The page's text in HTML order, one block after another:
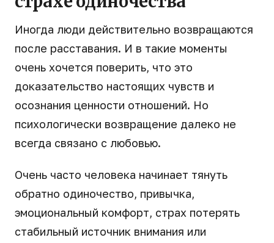
Иногда люди действительно возвращаются
после расставания. И в такие моменты
очень хочется поверить, что это
доказательство настоящих чувств и
осознания ценности отношений. Но
психологически возвращение далеко не
всегда связано с любовью.
Очень часто человека начинает тянуть
обратно одиночество, привычка,
эмоциональный комфорт, страх потерять
стабильный источник внимания или